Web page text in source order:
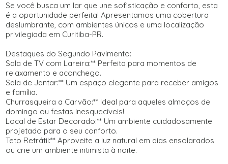
Se você busca um lar que une sofisticação e conforto, esta
é a oportunidade perfeita! Apresentamos uma cobertura
deslumbrante, com ambientes únicos e uma localização
privilegiada em Curitiba-PR.
Destaques do Segundo Pavimento:
Sala de TV com Lareira:** Perfeita para momentos de
relaxamento e aconchego.
Sala de Jantar:** Um espaço elegante para receber amigos
e família.
Churrasqueira a Carvão:** Ideal para aqueles almoços de
domingo ou festas inesquecíveis!
Local de Estar Decorado:** Um ambiente cuidadosamente
projetado para o seu conforto.
Teto Retrátil:** Aproveite a luz natural em dias ensolarados
ou crie um ambiente intimista à noite.